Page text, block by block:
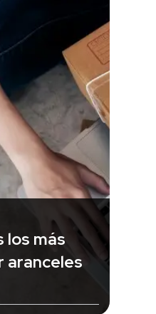
los más
aranceles